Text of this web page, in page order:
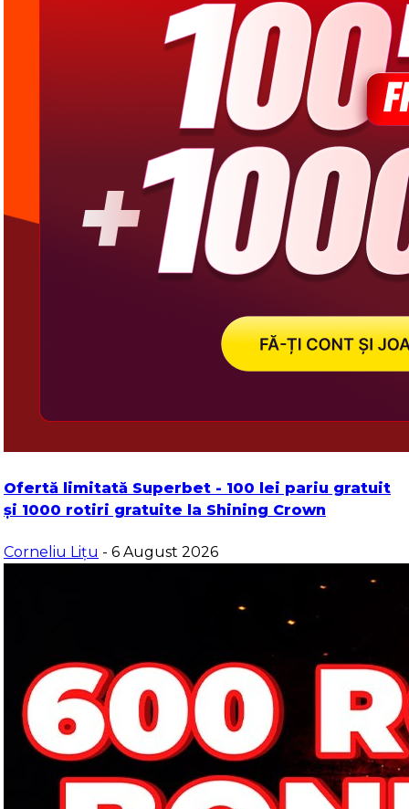
Ofertă limitată Superbet - 100 lei pariu gratuit
și 1000 rotiri gratuite la Shining Crown
Corneliu Lițu - 6 August 2026